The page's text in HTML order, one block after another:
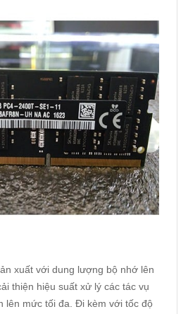
xuất với dung lượng bộ nhớ lên
thiện hiệu suất xử lý các tác vụ
lên mức tối đa. Đi kèm với tốc độ